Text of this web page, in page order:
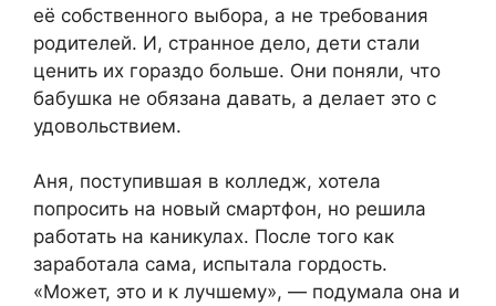
её собственного выбора, а не требования
родителей. И, странное дело, дети стали
ценить их гораздо больше. Они поняли, что
бабушка не обязана давать, а делает это с
удовольствием.
Аня, поступившая в колледж, хотела
попросить на новый смартфон, но решила
работать на каникулах. После того как
заработала сама, испытала гордость.
«Может, это и к лучшему», — подумала она и